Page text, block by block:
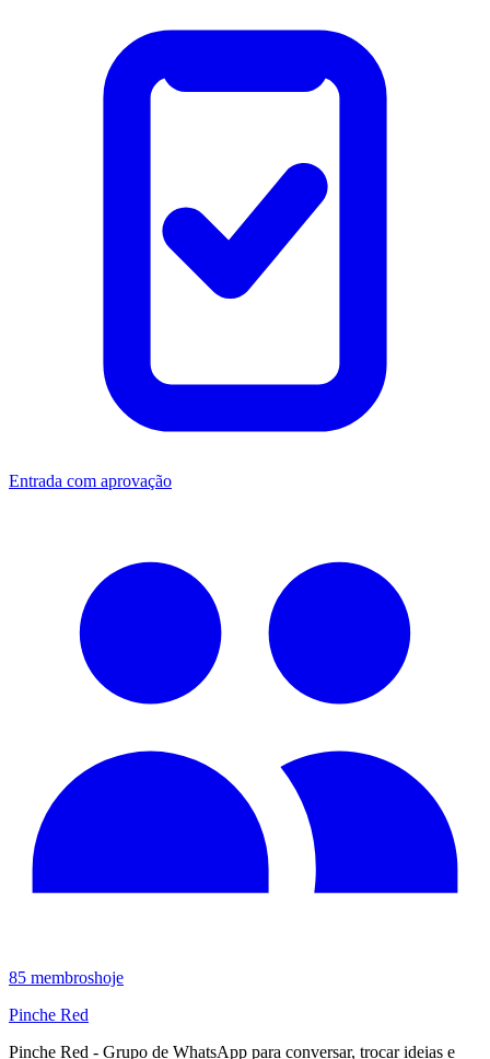
Entrada com aprovação
85 membroshoje
Pinche Red
Pinche Red - Grupo de WhatsApp para conversar, trocar ideias e